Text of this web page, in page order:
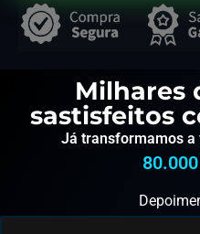
Milhares
sastisfeitos
Já transformamos a
80.000